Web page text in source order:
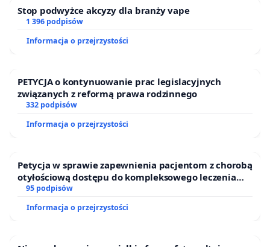
Stop podwyżce akcyzy dla branży vape
1 396 podpisów
Informacja o przejrzystości
PETYCJA o kontynuowanie prac legislacyjnych
związanych z reformą prawa rodzinnego
332 podpisów
Informacja o przejrzystości
Petycja w sprawie zapewnienia pacjentom z chorobą
otyłościową dostępu do kompleksowego leczenia
oraz programów profilaktycznych.
95 podpisów
Informacja o przejrzystości